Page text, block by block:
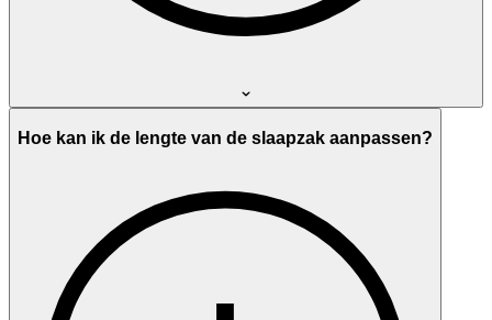
Hoe kan ik de lengte van de slaapzak aanpassen?